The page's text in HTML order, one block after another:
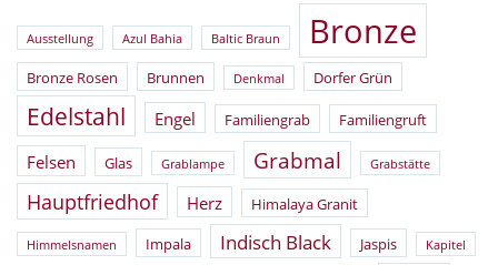
Ausstellung Azul Bahia Baltic Braun Bronze
Bronze Rosen Brunnen Denkmal Dorfer Grün
Edelstahl Engel Familiengrab Familiengruft
Felsen Glas Grablampe Grabmal Grabstätte
Hauptfriedhof Herz Himalaya Granit
Himmelsnamen Impala Indisch Black Jaspis Kapitel